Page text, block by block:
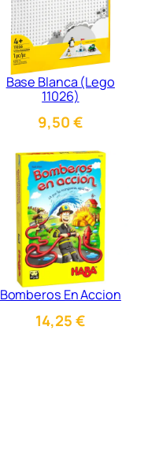
Base Blanca (Lego
11026)
9,50€
Bomberos En Accion
14,25€